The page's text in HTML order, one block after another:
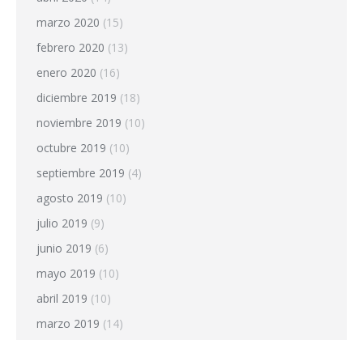
marzo 2020 (15)
febrero 2020 (13)
enero 2020 (16)
diciembre 2019 (18)
noviembre 2019 (10)
octubre 2019 (10)
septiembre 2019 (4)
agosto 2019 (10)
julio 2019 (9)
junio 2019 (6)
mayo 2019 (10)
abril 2019 (10)
marzo 2019 (14)